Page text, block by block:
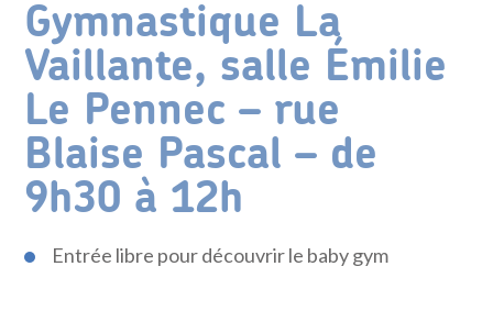
Gymnastique La
Vaillante, salle Émilie
Le Pennec – rue
Blaise Pascal – de
9h30 à 12h
Entrée libre pour découvrir le baby gym